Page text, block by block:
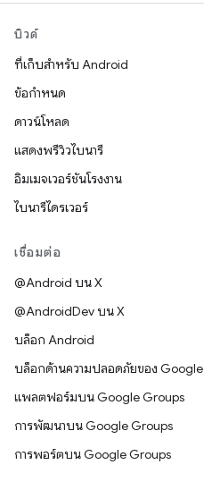
บิวด์
ที่เก็บสำหรับ Android
ข้อกำหนด
ดาวน์โหลด
แสดงพรีวิวไบนารี
อิมเมจเวอร์ชันโรงงาน
ไบนารีไดรเวอร์
เชื่อมต่อ
@Android บน X
@AndroidDev บน X
บล็อก Android
บล็อกด้านความปลอดภัยของ Google
แพลตฟอร์มบน Google Groups
การพัฒนาบน Google Groups
การพอร์ตบน Google Groups